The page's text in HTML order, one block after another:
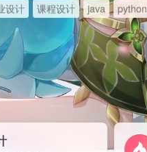
设计 课程设计 java python